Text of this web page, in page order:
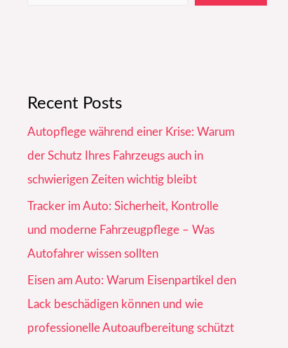
Recent Posts
Autopflege während einer Krise: Warum
der Schutz Ihres Fahrzeugs auch in
schwierigen Zeiten wichtig bleibt
Tracker im Auto: Sicherheit, Kontrolle
und moderne Fahrzeugpflege – Was
Autofahrer wissen sollten
Eisen am Auto: Warum Eisenpartikel den
Lack beschädigen können und wie
professionelle Autoaufbereitung schützt